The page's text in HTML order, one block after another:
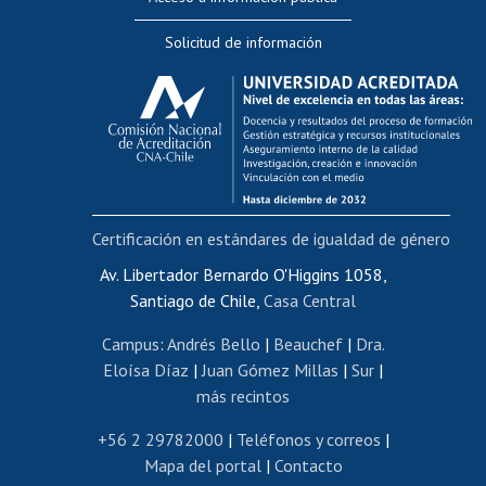
Evaluación docente
Calificación académica
Postulación al AUCAI
Funcionarias/os
Cursos internos de capacitación
Bienestar del personal
Portal de movilidad interna
Certificado de renta
Certificado de renta honorarios
Editar páginas blancas
Extranjeras/os
Revalidación y reconocimiento de títulos
Postulación al Programa de Movilidad Estudiantil
Solicitud de información
Av. Libertador Bernardo O'Higgins 1058,
Santiago de Chile, Casa Central
Campus: Andrés Bello | Beauchef| Dra.
Eloísa Díaz |Juan Gómez Millas | Sur |
más recintos
+56 2 29782000 | Teléfonos y correos |
Mapa del portal| Contacto
Certificación en estándares de igualdad de género